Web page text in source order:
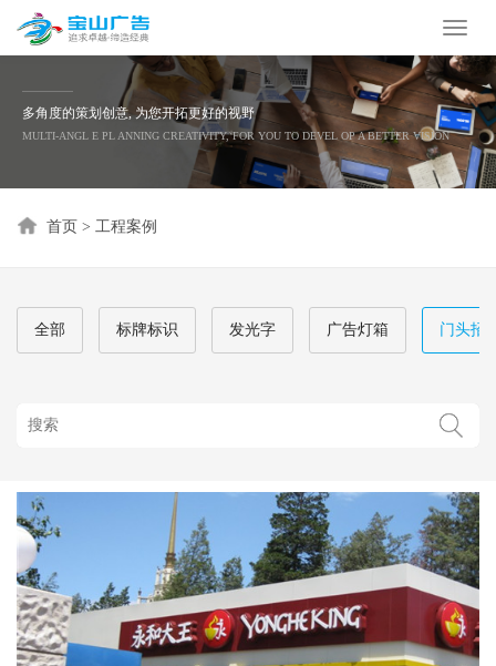
Toggle
多角度的策划创意, 为您开拓更好的视野
MULTI-ANGL E PL ANNING CREATIVITY, FOR YOU TO DEVEL OP A BETTER VISION
首页 > 工程案例
全部 标牌标识 发光字 广告灯箱 门头招